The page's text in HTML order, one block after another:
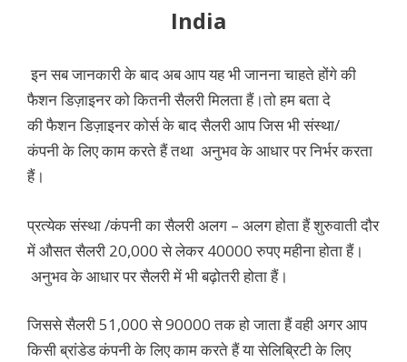
India
इन सब जानकारी के बाद अब आप यह भी जानना चाहते होंगे की
फैशन डिज़ाइनर को कितनी सैलरी मिलता हैं।तो हम बता दे
की फैशन डिज़ाइनर कोर्स के बाद सैलरी आप जिस भी संस्था/
कंपनी के लिए काम करते हैं तथा अनुभव के आधार पर निर्भर करता
हैं।
प्रत्येक संस्था /कंपनी का सैलरी अलग – अलग होता हैं शुरुवाती दौर
में औसत सैलरी 20,000 से लेकर 40000 रुपए महीना होता हैं।
अनुभव के आधार पर सैलरी में भी बढ़ोतरी होता हैं।
जिससे सैलरी 51,000 से 90000 तक हो जाता हैं वही अगर आप
किसी ब्रांडेड कंपनी के लिए काम करते हैं या सेलिब्रिटी के लिए